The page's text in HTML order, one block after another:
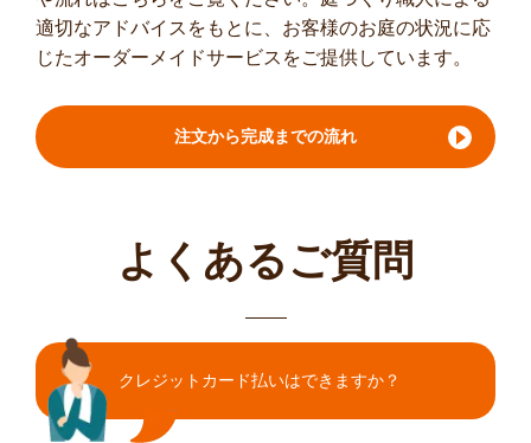
適切なアドバイスをもとに、お客様のお庭の状況に応
じたオーダーメイドサービスをご提供しています。
注文から完成までの流れ
よくあるご質問
クレジットカード払いはできますか？